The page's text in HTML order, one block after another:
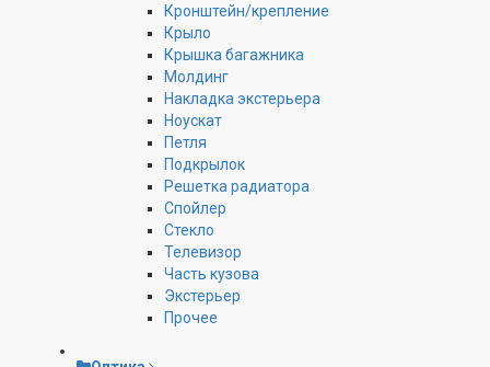
Кронштейн/крепление
Крыло
Крышка багажника
Молдинг
Накладка экстерьера
Ноускат
Петля
Подкрылок
Решетка радиатора
Спойлер
Стекло
Телевизор
Часть кузова
Экстерьер
Прочее